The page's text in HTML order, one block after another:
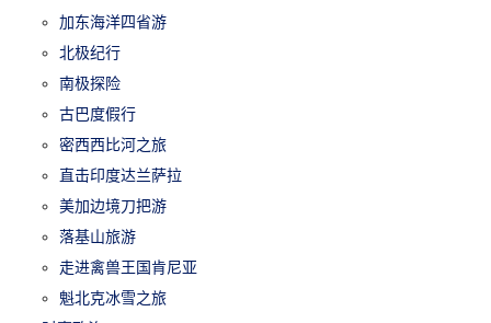
加东海洋四省游
北极纪行
南极探险
古巴度假行
密西西比河之旅
直击印度达兰萨拉
美加边境刀把游
落基山旅游
走进禽兽王国肯尼亚
魁北克冰雪之旅